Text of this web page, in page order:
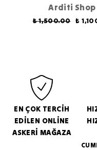
Arditi Shop
₺ 1,500.00 ₺
EN ÇOK TERCİH
EDİLEN ONLİNE
ASKERİ MAĞAZA